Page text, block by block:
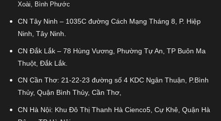
Xoài, Bình Phước
CN Tây Ninh – 1035C đường Cách Mạng Tháng 8, P. Hiệp
Ninh, Tây Ninh.
CN Đắk Lắk – 78 Hùng Vương, Phường Tự An, TP Buôn Ma
Thuột, Đắk Lắk.
CN Cần Thơ: 21-22-23 đường số 4 KDC Ngân Thuận, P.Bình
Thủy, Quận Bình Thủy, Cần Thơ,
CN Hà Nội: Khu Đô Thị Thanh Hà Cienco5, Cự Khê, Quận Hà